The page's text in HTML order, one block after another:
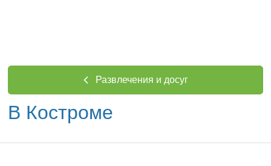
Развлечения и досуг
В Костроме